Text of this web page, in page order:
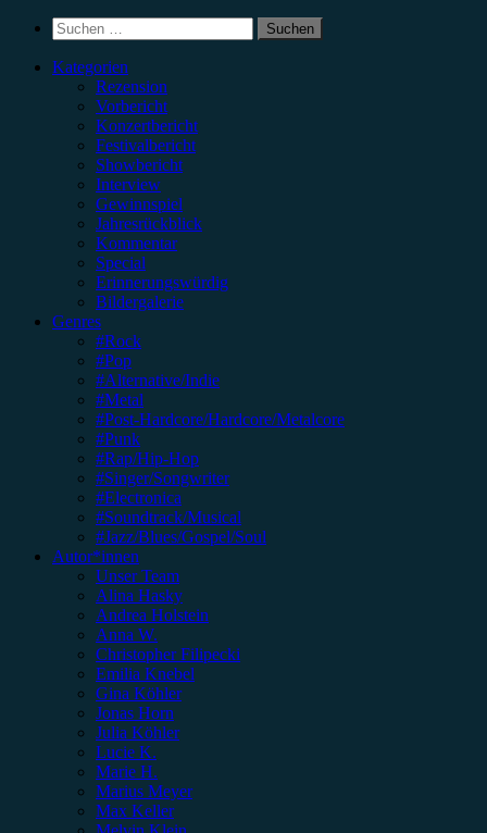
Suchen
nach:
Kategorien
Rezension
Vorbericht
Konzertbericht
Festivalbericht
Showbericht
Interview
Gewinnspiel
Jahresrückblick
Kommentar
Special
Erinnerungswürdig
Bildergalerie
Genres
#Rock
#Pop
#Alternative/Indie
#Metal
#Post-Hardcore/Hardcore/Metalcore
#Punk
#Rap/Hip-Hop
#Singer/Songwriter
#Electronica
#Soundtrack/Musical
#Jazz/Blues/Gospel/Soul
Autor*innen
Unser Team
Alina Hasky
Andrea Holstein
Anna W.
Christopher Filipecki
Emilia Knebel
Gina Köhler
Jonas Horn
Julia Köhler
Lucie K.
Marie H.
Marius Meyer
Max Keller